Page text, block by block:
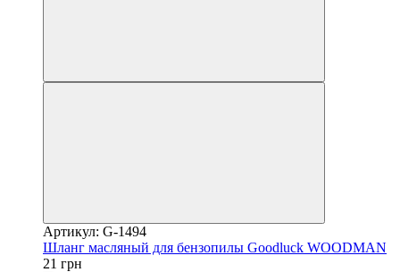
Артикул: G-1494
Шланг масляный для бензопилы Goodluck WOODMAN
21 грн